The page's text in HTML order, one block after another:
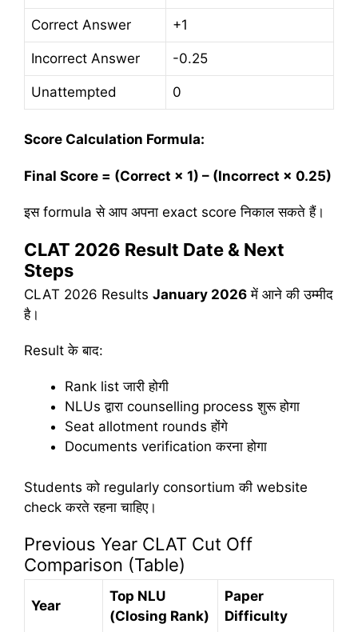
Correct Answer +1
Incorrect Answer -0.25
Unattempted 0
Score Calculation Formula:
Final Score = (Correct × 1) – (Incorrect × 0.25)
इस formula से आप अपना exact score निकाल सकते हैं।
CLAT 2026 Result Date & Next
Steps
CLAT 2026 Results January 2026 में आने की उम्मीद
है।
Result के बाद:
Rank list जारी होगी
NLUs द्वारा counselling process शुरू होगा
Seat allotment rounds होंगे
Documents verification करना होगा
Students को regularly consortium की website
check करते रहना चाहिए।
Previous Year CLAT Cut Off
Comparison (Table)
Year
Top NLU
(Closing Rank)
Paper
Difficulty